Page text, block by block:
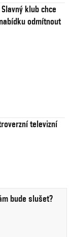
Slavný klub chce
odmítnout
televizní
bude slušet?